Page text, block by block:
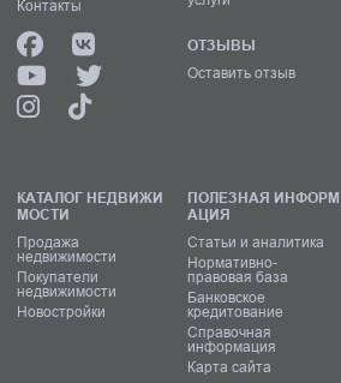
Контакты
ОТЗЫВЫ
Оставить отзыв
КАТАЛОГ НЕДВИЖИ
МОСТИ
Продажа
недвижимости
Покупатели
недвижимости
Новостройки
ПОЛЕЗНАЯ ИНФОРМ
АЦИЯ
Статьи и аналитика
Нормативно-
правовая база
Банковское
кредитование
Справочная
информация
Карта сайта